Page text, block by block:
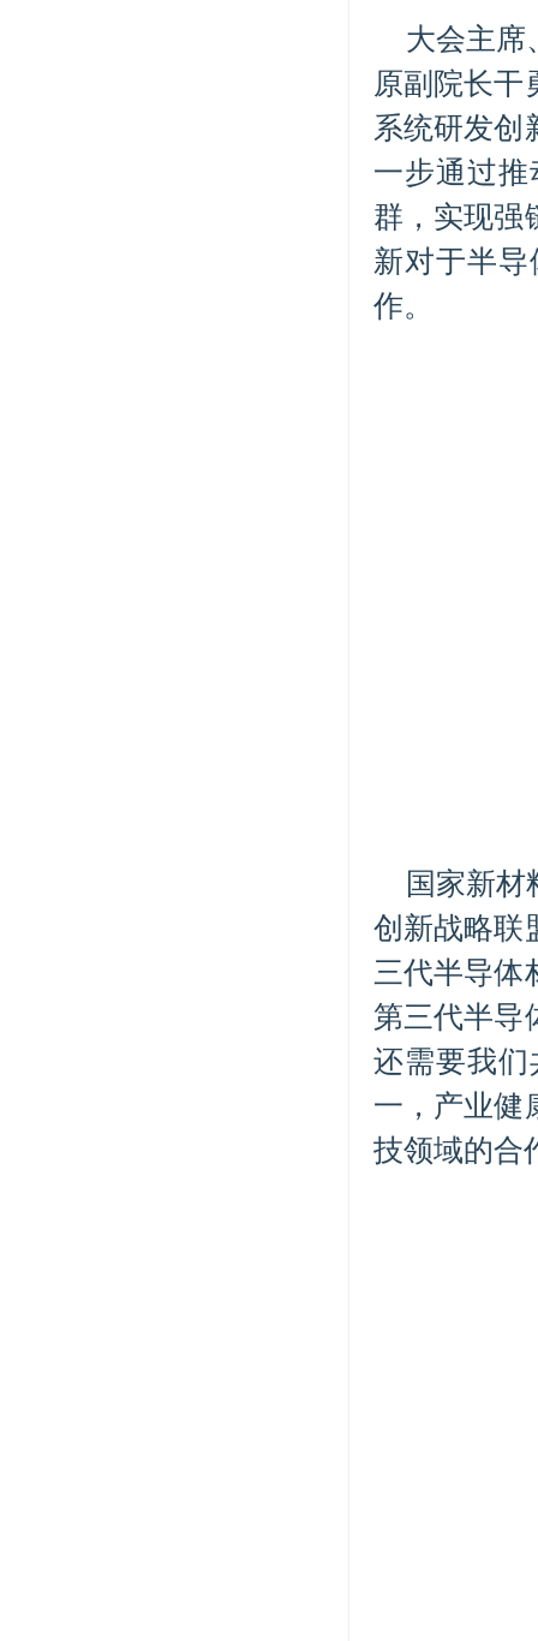
大会主席
原副院长干
系统研发创
一步通过
群，实现强
新对于半
作。
国家新
创新战略联
三代半导体
第三代半导
还需要我
一，产业健
技领域的合